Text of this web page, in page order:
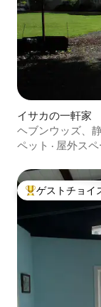
イサカの一軒家
ヘブンウッズ、
ペット · 屋外スペ
大好評のゲスト
ゲストチョイ